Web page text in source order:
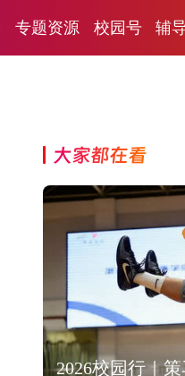
专题资源 校园号 辅
大家都在看
2026校园行｜